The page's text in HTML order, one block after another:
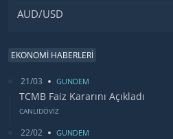
AUD/USD
EKONOMİ HABERLERİ
21/03 GUNDEM
TCMB Faiz Kararını Açıkladı
CANLIDÖVİZ
22/02 GUNDEM